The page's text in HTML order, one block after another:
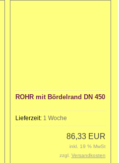
ROHR mit Bördelrand DN 450
Lieferzeit: 1 Woche
86,33 EUR
inkl. 19 % MwSt
zzgl. Versandkosten